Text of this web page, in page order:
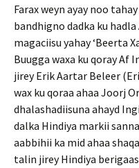
Farax weyn ayay noo
bandhigno dadka ku
magaciisu yahay ‘Beerta
Buugga waxa ku qoray Af
jirey Erik Aartar Beleer
wax ku qoraa ahaa Joorj
dhalashadiisuna ahayd
dalka Hindiya markii
aabbihii ka mid ahaa
talin jirey Hindiya